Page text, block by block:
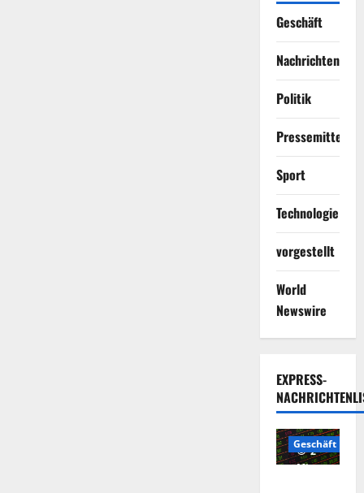
Geschäft
Nachrichten
Politik
Sport
Technologie
vorgestellt
World
Newswire
EXPRESS-
2
Minuten
Geschäft